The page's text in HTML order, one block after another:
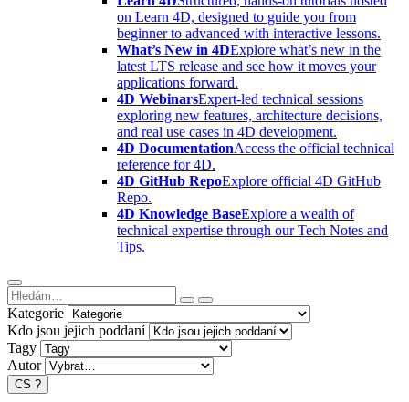
on Learn 4D, designed to guide you from
beginner to advanced with interactive lessons.
What’s New in 4DExplore what’s new in the
latest LTS release and see how it moves your
applications forward.
4D WebinarsExpert-led technical sessions
exploring new features, architecture decisions,
and real use cases in 4D development.
4D DocumentationAccess the official technical
reference for 4D.
4D GitHub RepoExplore official 4D GitHub
Repo.
4D Knowledge BaseExplore a wealth of
technical expertise through our Tech Notes and
Tips.
Kategorie
Kdo jsou jejich poddaní
Tagy
Autor
CS ?